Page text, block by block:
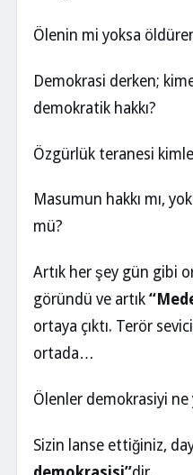
Ölenin mi yoksa
Demokrasi derken;
demokratik hakkı?
Özgürlük teranesi
Masumun hakkı mı,
mü?
Artık her şey gün gibi
göründü ve artık
ortaya çıktı. Terör
ortada…
Ölenler demokrasiyi ne
Sizin lanse ettiğiniz,